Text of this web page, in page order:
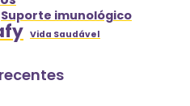
Suporte imunológico
Vida Saudável